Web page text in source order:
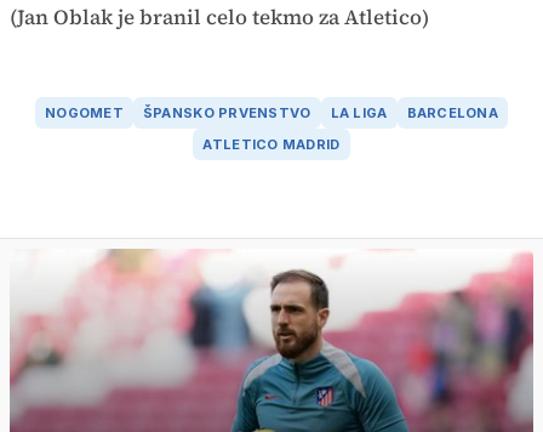
(Jan Oblak je branil celo tekmo za Atletico)
NOGOMET ŠPANSKO PRVENSTVO LA LIGA
BARCELONA
ATLETICO MADRID